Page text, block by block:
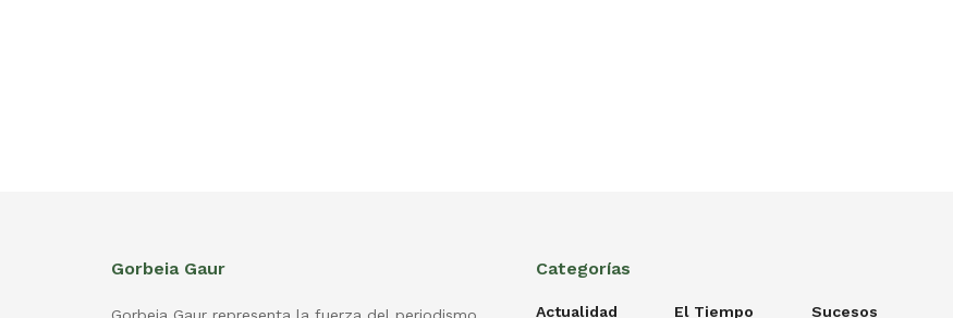
Gorbeia Gaur Categorías
Actualidad El Tiempo Sucesos